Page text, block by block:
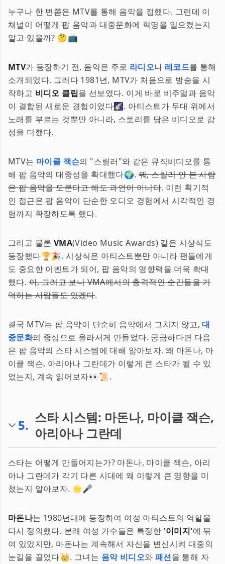
누구나 한 번쯤은 MTV를 통해 음악을 접했다. 그런데 이
채널이 어떻게 팝 음악과 대중문화에 혁명을 일으켰는지
알고 있을까? 🤔📺
MTV가 등장하기 전, 음악은 주로 라디오나 레코드를 통해
소개되었다. 그러다 1981년, MTV가 처음으로 방송을 시
작하고 비디오 클립을 선보였다. 이게 바로 비주얼과 음악
이 결합된 새로운 경험이었다🌠. 아티스트가 무대 위에서
노래를 부르는 것뿐만 아니라, 스토리를 담은 비디오로 감
성을 더했다.
MTV는 마이클 잭슨의 "스릴러"와 같은 뮤직비디오를 통
해 팝 음악의 대중성을 확대했다🌍. 뭐, 스릴러 안 본 사람
은 팝 음악을 모른다고 해도 과언이 아니다. 이런 획기적
인 접근은 팝 음악이 단순한 오디오 경험에서 시각적인 경
험까지 확장하도록 했다.
그리고 물론 VMA(Video Music Awards) 같은 시상식도
등장했다🏆🎉. 시상식은 아티스트뿐만 아니라 팬들에게
도 중요한 이벤트가 되어, 팝 음악의 영향력을 더욱 확대
했다.아, 그러고 보니 VMA에서의 충격적인 순간들을 기
억하는 사람들도 있겠다.
결국 MTV는 팝 음악이 단순히 음악에서 그치지 않고,대
중문화의 중심으로 올라서게 만들었다. 궁금하다면 다음
은 팝 음악의 스타 시스템에 대해 알아보자. 왜 마돈나, 마
이클 잭슨, 아리아나 그란데가 이렇게 큰 스타가 될 수 있
었는지, 계속 읽어보자👀📜.
5. 스타 시스템: 마돈나, 마이클 잭슨,
아리아나 그란데
스타는 어떻게 만들어지는가? 마돈나, 마이클 잭슨, 아리
아나 그란데가 각기 다른 시대에 왜 이렇게 큰 영향을 미
쳤는지 알아보자. 🌟🎤
마돈나는 1980년대에 등장하여 여성 아티스트의 역할을
다시 정의했다. 본래 여성 가수들은 특정한 '이미지'에 묶
여 있었지만, 마돈나는 계속해서 자신을 변신시켜 대중의
눈길을 끌었다👑. 그녀는 음악 비디오와 패션을 통해 자